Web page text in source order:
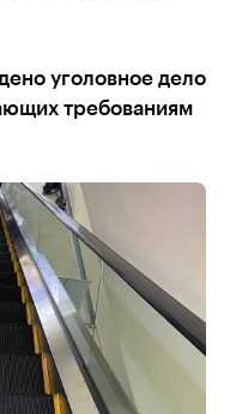
уголовное дело
требованиям